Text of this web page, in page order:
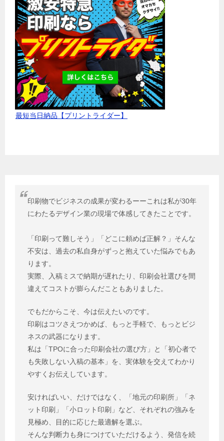
最短当日納品【プリントライダー】
印刷物でビジネスの成果が変わるーーこれは私が30年
にわたるデザイン業の現場で体感してきたことです。
「印刷って難しそう」「どこに頼めば正解？」そんな
不安は、過去の私自身がずっと抱えていた悩みでもあ
ります。
実際、入稿ミスで納期が遅れたり、印刷会社選びを間
違えてコストが膨らんだこともありました。
でもだからこそ、今は伝えたいのです。
印刷はコツさえつかめば、もっと手軽で、もっとビジ
ネスの武器になります。
私は「TPOに合った印刷会社の選び方」と「初心者で
も失敗しない入稿の基本」を、実体験を交えてわかり
やすくお伝えしています。
安ければいい、だけではなく、「地元の印刷所」「ネ
ット印刷」「小ロット印刷」など、それぞれの強みを
見極め、目的に応じた最適解を選ぶ。
そんな判断力も身につけていただけるよう、発信を続